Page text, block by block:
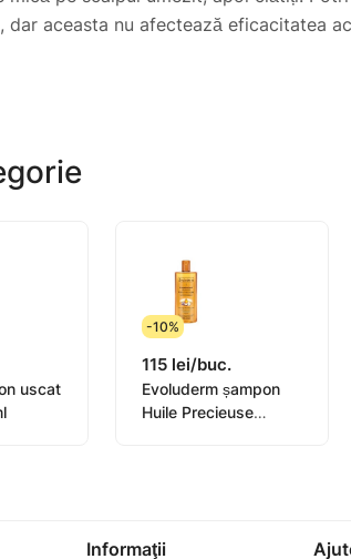
aceasta nu afectează eficacitatea
uscat
-10%
115 lei/buc.
Evoluderm șampon
Huile Precieuse
Informaţii